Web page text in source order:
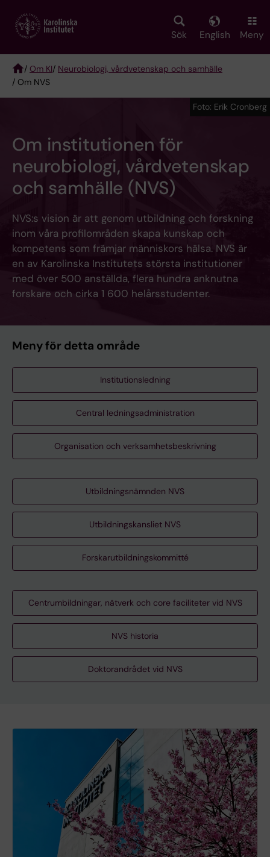
main
Sök English Meny
Breadcrumb
/ Om KI/ Neurobiologi, vårdvetenskap och samhälle
/ Om NVS
Om institutionen för
neurobiologi, vårdvetenskap
och samhälle (NVS)
NVS:s vision är att genom utbildning och forskning
inom våra profilområden skapa kunskap och
kompetens som främjar människors hälsa. NVS är
en av Karolinska Institutets största institutioner
med över 500 anställda, flera hundra anknutna
forskare och cirka 1 600 helårsstudenter.
Foto: Erik Cronberg
Meny för detta område
Institutionsledning
Central ledningsadministration
Organisation och verksamhetsbeskrivning
Utbildningsnämnden NVS
Utbildningskansliet NVS
Forskarutbildningskommitté
Centrumbildningar, nätverk och core faciliteter vid NVS
NVS historia
Doktorandrådet vid NVS